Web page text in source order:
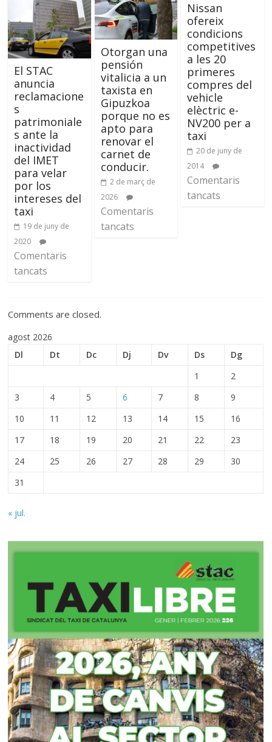
El STAC
anuncia
reclamacione
s
patrimoniale
s ante la
inactividad
del IMET
para velar
por los
intereses del
taxi
19 de juny de
2020
Comentaris
tancats
Otorgan una
pensión
vitalicia a un
taxista en
Gipuzkoa
porque no es
apto para
renovar el
carnet de
conducir.
2 de març de
2026
Comentaris
tancats
Nissan
ofereix
condicions
competitives
a les 20
primeres
compres del
vehicle
elèctric e-
NV200 per a
taxi
20 de juny de
2014
Comentaris
tancats
Comments are closed.
agost 2026
Dl
Dt Dc Dj Dv Ds
Dg
1
2
3
4 5 6 7 8
9
10
11 12 13 14 15
16
17
18 19 20 21 22
23
24
25 26 27 28 29
30
31
« jul.